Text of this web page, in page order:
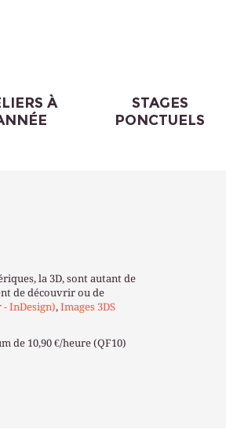
À
STAGES
PONCTUELS
la 3D, sont autant de
de découvrir ou de
InDesign), Images 3DS
de 10,90 €/heure (QF10)